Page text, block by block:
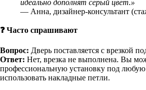
идеально дополнят серый цвет.»
— Анна, дизайнер-консультант
❓ Часто спрашивают
Вопрос: Дверь поставляется с врезкой
Ответ: Нет, врезка не выполнена. Вы
профессиональную установку под
использовать накладные петли.